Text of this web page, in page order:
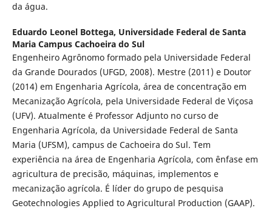
da água.
Eduardo Leonel Bottega, Universidade Federal de Santa
Maria Campus Cachoeira do Sul
Engenheiro Agrônomo formado pela Universidade Federal
da Grande Dourados (UFGD, 2008). Mestre (2011) e Doutor
(2014) em Engenharia Agrícola, área de concentração em
Mecanização Agrícola, pela Universidade Federal de Viçosa
(UFV). Atualmente é Professor Adjunto no curso de
Engenharia Agrícola, da Universidade Federal de Santa
Maria (UFSM), campus de Cachoeira do Sul. Tem
experiência na área de Engenharia Agrícola, com ênfase em
agricultura de precisão, máquinas, implementos e
mecanização agrícola. É líder do grupo de pesquisa
Geotechnologies Applied to Agricultural Production (GAAP).